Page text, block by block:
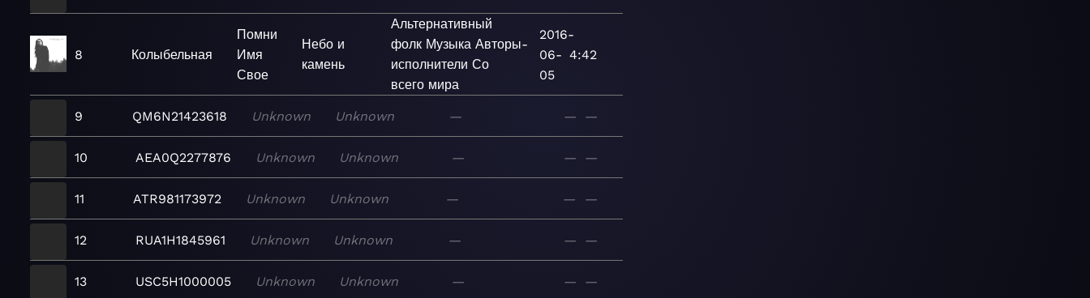
8 Колыбельная
Помни
Имя
Свое
Небо и
камень
Альтернативный
фолк Музыка Авторы-
исполнители Со
всего мира
2016-
06-
05
4:42
9 QM6N21423618 Unknown Unknown — — —
10 AEA0Q2277876 Unknown Unknown — — —
11 ATR981173972 Unknown Unknown — — —
12 RUA1H1845961 Unknown Unknown — — —
13 USC5H1000005 Unknown Unknown — — —